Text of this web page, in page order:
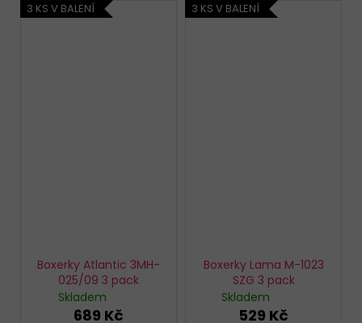
3 KS V BALENÍ
Boxerky Atlantic 3MH-
025/09 3 pack
Skladem
689 Kč
3 KS V BALENÍ
Boxerky Lama M-1023
SZG 3 pack
Skladem
529 Kč